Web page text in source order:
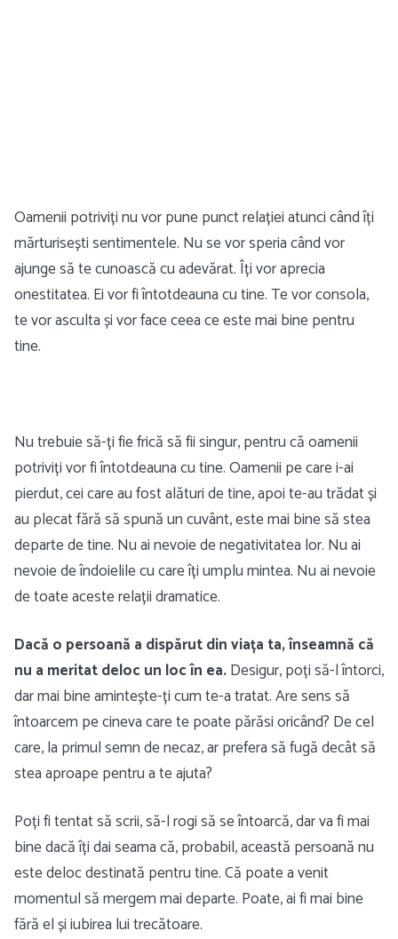
Oamenii potriviți nu vor pune punct relației atunci când îți
mărturisești sentimentele. Nu se vor speria când vor
ajunge să te cunoască cu adevărat. Îți vor aprecia
onestitatea. Ei vor fi întotdeauna cu tine. Te vor consola,
te vor asculta și vor face ceea ce este mai bine pentru
tine.
Nu trebuie să-ți fie frică să fii singur, pentru că oamenii
potriviți vor fi întotdeauna cu tine. Oamenii pe care i-ai
pierdut, cei care au fost alături de tine, apoi te-au trădat și
au plecat fără să spună un cuvânt, este mai bine să stea
departe de tine. Nu ai nevoie de negativitatea lor. Nu ai
nevoie de îndoielile cu care îți umplu mintea. Nu ai nevoie
de toate aceste relații dramatice.
Dacă o persoană a dispărut din viața ta, înseamnă că
nu a meritat deloc un loc în ea.Desigur, poți să-l întorci,
dar mai bine amintește-ți cum te-a tratat. Are sens să
întoarcem pe cineva care te poate părăsi oricând? De cel
care, la primul semn de necaz, ar prefera să fugă decât să
stea aproape pentru a te ajuta?
Poți fi tentat să scrii, să-l rogi să se întoarcă, dar va fi mai
bine dacă îți dai seama că, probabil, această persoană nu
este deloc destinată pentru tine. Că poate a venit
momentul să mergem mai departe. Poate, ai fi mai bine
fără el și iubirea lui trecătoare.